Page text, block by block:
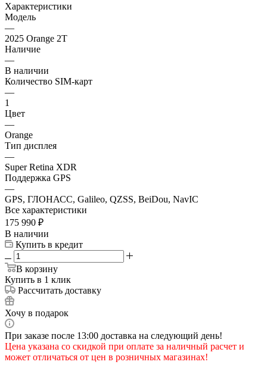
Характеристики
Модель
—
2025 Orange 2T
Наличие
—
В наличии
Количество SIM-карт
—
1
Цвет
—
Orange
Тип дисплея
—
Super Retina XDR
Поддержка GPS
—
GPS, ГЛОНАСС, Galileo, QZSS, BeiDou, NavIC
Все характеристики
175 990 ₽
В наличии
Купить в кредит
В корзину
Купить в 1 клик
Рассчитать доставку
Хочу в подарок
При заказе после 13:00 доставка на следующий день!
Цена указана со скидкой при оплате за наличный расчет и
может отличаться от цен в розничных магазинах!